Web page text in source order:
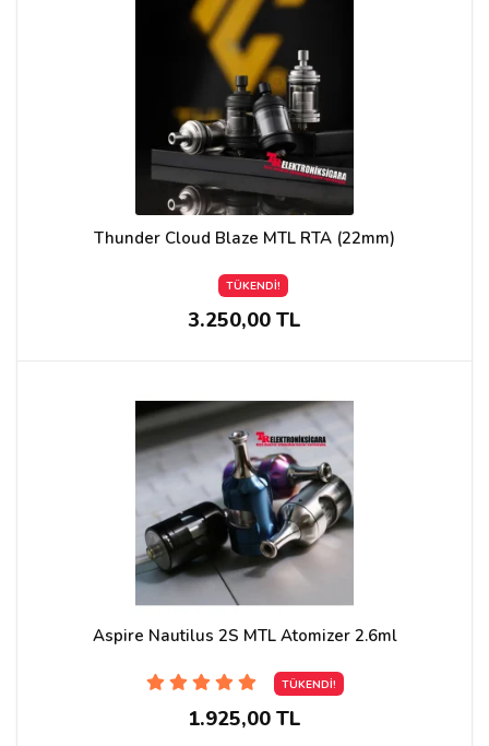
Thunder Cloud Blaze MTL RTA (22mm)
TÜKENDİ!
3.250,00 TL
Aspire Nautilus 2S MTL Atomizer 2.6ml
TÜKENDİ!
1.925,00 TL